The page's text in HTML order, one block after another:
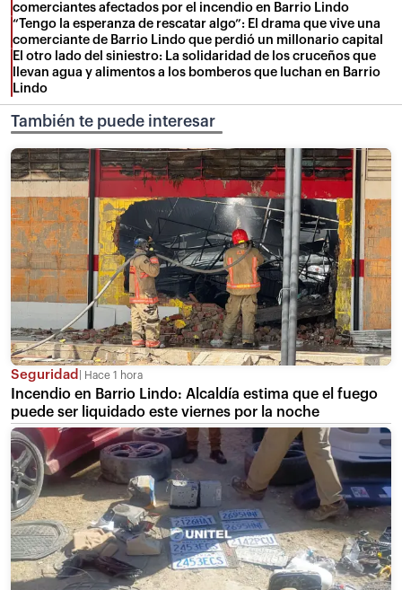
comerciantes afectados por el incendio en Barrio Lindo
“Tengo la esperanza de rescatar algo”: El drama que vive una
comerciante de Barrio Lindo que perdió un millonario capital
El otro lado del siniestro: La solidaridad de los cruceños que
llevan agua y alimentos a los bomberos que luchan en Barrio
Lindo
También te puede interesar
Seguridad Hace 1 hora
Incendio en Barrio Lindo: Alcaldía estima que el fuego
puede ser liquidado este viernes por la noche